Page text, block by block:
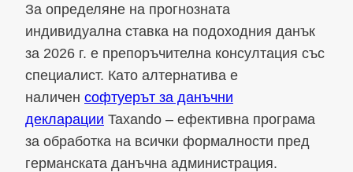
За определяне на прогнозната
индивидуална ставка на подоходния данък
за 2026 г. е препоръчителна консултация със
специалист. Като алтернатива е
наличен софтуерът за данъчни
декларации Taxando – ефективна програма
за обработка на всички формалности пред
германската данъчна администрация.